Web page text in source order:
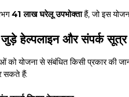
41 लाख घरेलू उपभोक्ताहैं, जो इस
हेल्पलाइन और संपर्क सूत्र
को योजना से संबंधित किसी प्रकार की
सकते हैं: